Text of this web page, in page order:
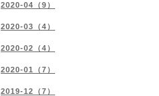
2020-04（9）
2020-03（4）
2020-02（4）
2020-01（7）
2019-12（7）